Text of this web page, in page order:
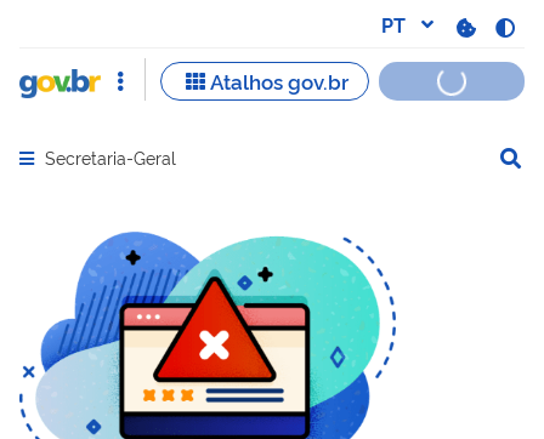
Abrir menu principal de navegação
Secretaria-Geral